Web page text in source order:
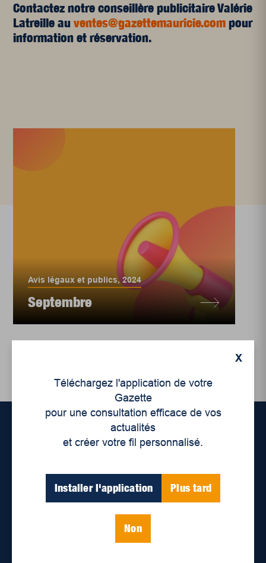
Contactez notre conseillère publicitaire Valérie
Latreille auventes@gazettemauricie.com pour
information et réservation.
Avis légaux et publics,2024
Septembre
X
Téléchargez l'application de votre
Gazette
pour une consultation efficace de vos
actualités
et créer votre fil personnalisé.
Installer l'application Plus tard
Non
À propos de nous
Déontologie et confidentialité